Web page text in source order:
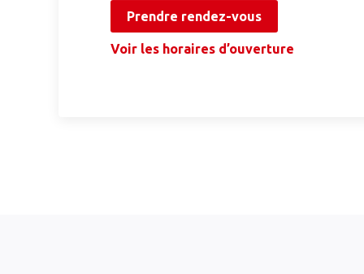
Prendre rendez-vous
Voir les horaires d’ouverture